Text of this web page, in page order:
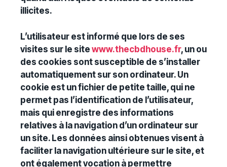
illicites.
L’utilisateur est informé que lors de ses
visites sur le site www.thecbdhouse.fr, un ou
des cookies sont susceptible de s’installer
automatiquement sur son ordinateur. Un
cookie est un fichier de petite taille, qui ne
permet pas l’identification de l’utilisateur,
mais qui enregistre des informations
relatives à la navigation d’un ordinateur sur
un site. Les données ainsi obtenues visent à
faciliter la navigation ultérieure sur le site, et
ont également vocation à permettre